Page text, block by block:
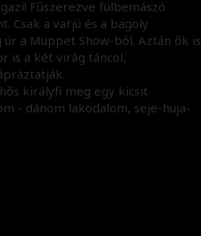
Fűszerezve fülbemászó
Csak a varjú és a bagoly
a Muppet Show-ból. Aztán ők is
is a két virág táncol,
királyfi meg egy kicsit
- dánom lakodalom, seje-huja-